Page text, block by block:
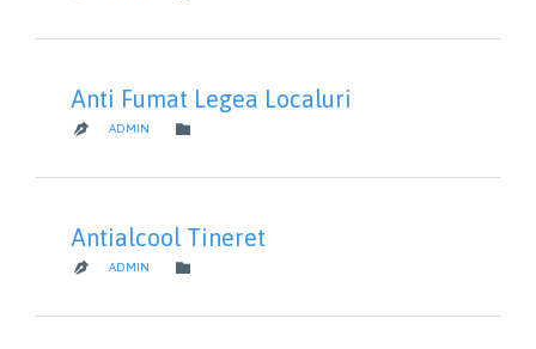
Anti Fumat Legea Localuri
 ADMIN 
Antialcool Tineret
 ADMIN 